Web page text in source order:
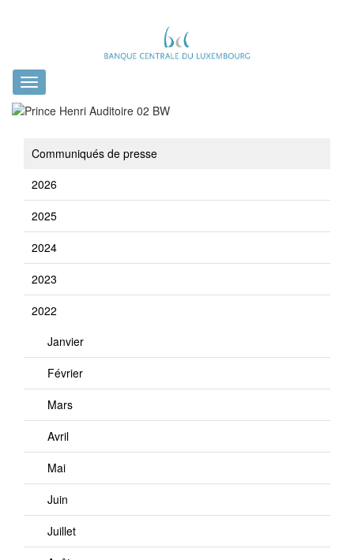
Toggle
navigation
Communiqués de presse
2026
2025
2024
2023
2022
Janvier
Février
Mars
Avril
Mai
Juin
Juillet